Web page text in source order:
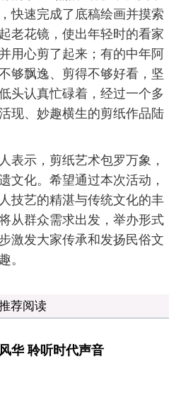
快速完成了底稿绘画并摸索
老花镜，使出年轻时的看家
用心剪了起来；有的中年阿
够飘逸、剪得不够好看，坚
认真忙碌着，经过一个多
现、妙趣横生的剪纸作品陆
示，剪纸艺术包罗万象，
文化。希望通过本次活动，
技艺的精湛与传统文化的丰
从群众需求出发，举办形式
激发大家传承和发扬民俗文
。
荐阅读
华 聆听时代声音